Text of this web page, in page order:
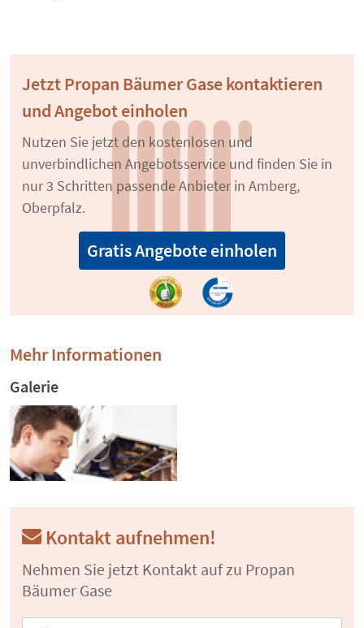
Jetzt Propan Bäumer Gase kontaktieren
und Angebot einholen
Nutzen Sie jetzt den kostenlosen und
unverbindlichen Angebotsservice und finden Sie in
nur 3 Schritten passende Anbieter in Amberg,
Oberpfalz.
Gratis Angebote einholen
Mehr Informationen
Galerie
Kontakt aufnehmen!
Nehmen Sie jetzt Kontakt auf zu Propan
Bäumer Gase